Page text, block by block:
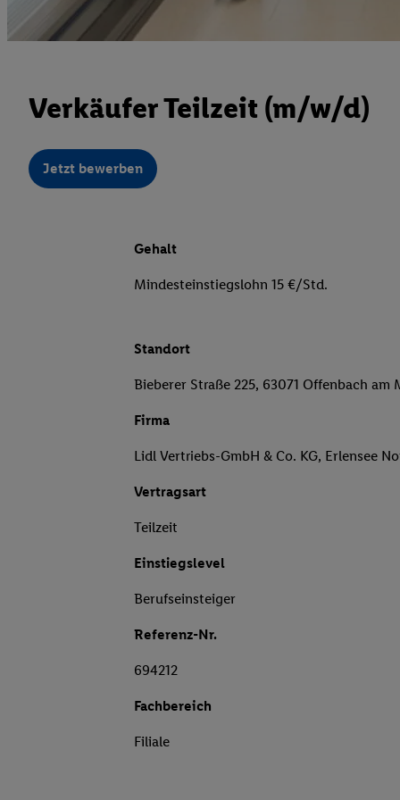
Verkäufer Teilzeit (m/w/d)
Jetzt bewerben
Gehalt
Mindesteinstiegslohn 15 €/Std.
Standort
Bieberer Straße 225, 63071 Offenbach am
Firma
Lidl Vertriebs-GmbH & Co. KG, Erlensee
Vertragsart
Teilzeit
Einstiegslevel
Berufseinsteiger
Referenz-Nr.
694212
Fachbereich
Filiale